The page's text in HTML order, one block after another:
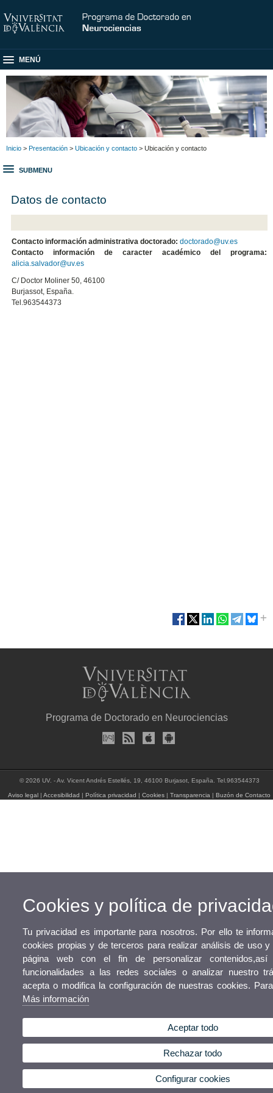
MENÚ
Inicio > Presentación > Ubicación y contacto > Ubicación y contacto
SUBMENU
Datos de contacto
Contacto información administrativa doctorado: doctorado@uv.es
Contacto información de caracter académico del programa:
alicia.salvador@uv.es
C/ Doctor Moliner 50, 46100
Burjassot, España.
Tel.963544373
Programa de Doctorado en Neurociencias
© 2026 UV. - Av. Vicent Andrés Estellés, 19, 46100 Burjasot, España. Tel.963544373
Aviso legal |Accesibilidad |Política privacidad |Cookies |Transparencia |Buzón de Contacto
Cookies y política de
Tu privacidad es importante para nosotros. Por ello te
cookies propias y de terceros para realizar análisis de uso
página web con el fin de personalizar contenidos,así
funcionalidades a las redes sociales o analizar nuestro
acepta o modifica la configuración de nuestras cookies.
Más información
Aceptar todo
Rechazar todo
Configurar cookies